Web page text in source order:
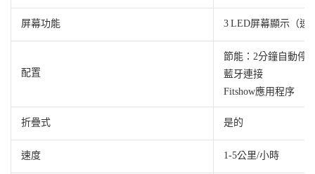
屏幕功能 3 LED屏幕顯示（速
配置
節能：2分鐘自動停
藍牙連接
Fitshow應用程序
折疊式 是的
速度 1-5公里/小時